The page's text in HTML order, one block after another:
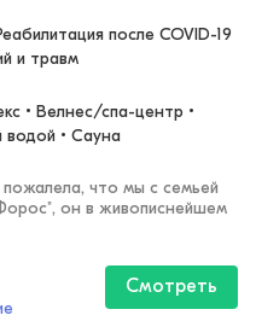
после COVID-19
и травм
• Велнес/спа-центр •
водой • Сауна
что мы с семьей
он в живописнейшем
Смотреть